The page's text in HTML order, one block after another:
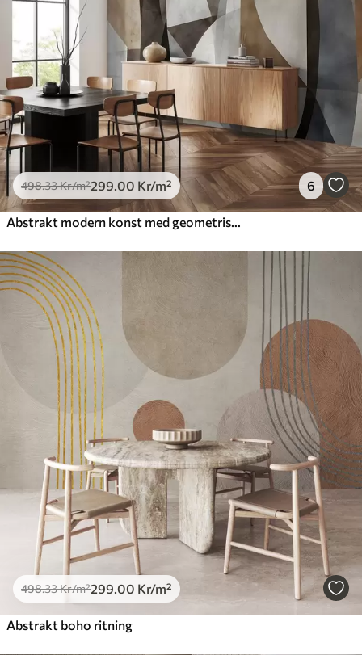
498.33Kr/m²299 .00 Kr/m² 6
498.33Kr/m²299 .00 Kr/m²
Abstrakt boho ritning